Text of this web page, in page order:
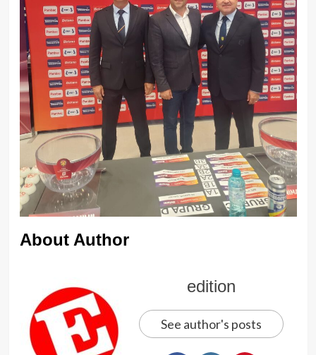
About Author
edition
See author's posts